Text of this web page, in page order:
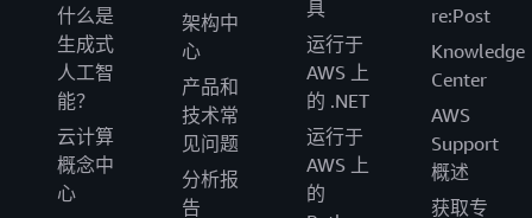
什么是
生成式
人工智
能？
云计算
概念中
心
架构中
心
产品和
技术常
见问题
分析报
告
具
运行于
AWS 上
的 .NET
运行于
AWS 上
的
re:Post
Knowledge
Center
AWS
Support
概述
获取专